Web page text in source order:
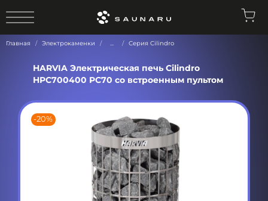
Главная Электрокаменки ... Серия Cilindro
-20%
HARVIA Электрическая печь Cilindro
HPC700400 PC70 со встроенным пультом